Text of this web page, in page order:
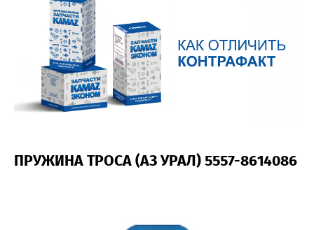
ПРУЖИНА ТРОСА (АЗ УРАЛ) 5557-8614086